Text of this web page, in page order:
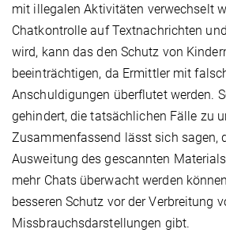
mit illegalen Aktivitäten verwechselt
Chatkontrolle auf Textnachrichten
wird, kann das den Schutz von
beeinträchtigen, da Ermittler mit
Anschuldigungen überflutet werden.
gehindert, die tatsächlichen Fälle zu
Zusammenfassend lässt sich sagen,
Ausweitung des gescannten
mehr Chats überwacht werden
besseren Schutz vor der Verbreitung
Missbrauchsdarstellungen gibt.